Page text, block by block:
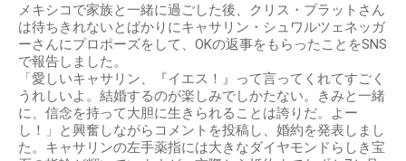
メキシコで家族と一緒に過ごした後、クリス・プラットさん
は待ちきれないとばかりにキャサリン・シュワルツェネッガ
ーさんにプロポーズをして、OKの返事をもらったことをSNS
で報告しました。
「愛しいキャサリン、『イエス！』って言ってくれてすごく
うれしいよ。結婚するのが楽しみでしかたない。きみと一緒
に、信念を持って大胆に生きられることは誇りだ。よー
し！」と興奮しながらコメントを投稿し、婚約を発表しまし
た。キャサリンの左手薬指には大きなダイヤモンドらしき宝